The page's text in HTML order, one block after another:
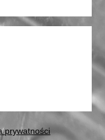
prywatności